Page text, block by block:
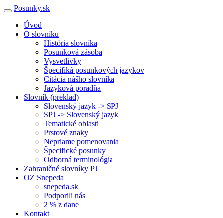
Posunky.sk
Úvod
O slovníku
História slovníka
Posunková zásoba
Vysvetlivky
Špecifiká posunkových jazykov
Citácia nášho slovníka
Jazyková poradňa
Slovník (preklad)
Slovenský jazyk -> SPJ
SPJ -> Slovenský jazyk
Tematické oblasti
Prstové znaky
Nepriame pomenovania
Špecifické posunky
Odborná terminológia
Zahraničné slovníky PJ
OZ Snepeda
snepeda.sk
Podporili nás
2 % z dane
Kontakt